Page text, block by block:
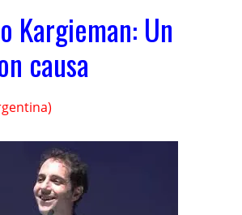
Kargieman: Un
causa